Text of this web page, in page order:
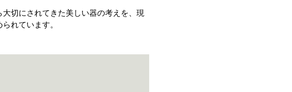
切にされてきた美しい器の考えを、現
れています。